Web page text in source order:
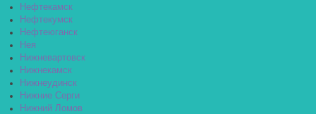
Нефтекамск
Нефтекумск
Нефтеюганск
Нея
Нижневартовск
Нижнекамск
Нижнеудинск
Нижние Серги
Нижний Ломов